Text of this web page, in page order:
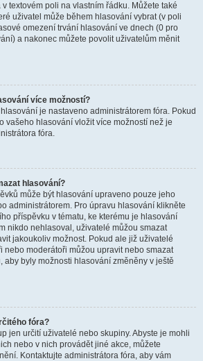
textovém poli na vlastním řádku. Můžete také
uživatel může během hlasování vybrat (v poli
omezení trvání hlasování ve dnech (0 pro
a nakonec můžete povolit uživatelům měnit
více možností?
je nastaveno administrátorem fóra. Pokud
vašeho hlasování vložit více možností než je
fóra.
hlasování?
může být hlasování upraveno pouze jeho
administrátorem. Pro úpravu hlasování klikněte
příspěvku v tématu, ke kterému je hlasování
nikdo nehlasoval, uživatelé můžou smazat
jakoukoliv možnost. Pokud ale již uživatelé
nebo moderátoři můžou upravit nebo smazat
aby byly možnosti hlasování změněny v ještě
fóra?
jen určití uživatelé nebo skupiny. Abyste je mohli
nebo v nich provádět jiné akce, můžete
Kontaktujte administrátora fóra, aby vám